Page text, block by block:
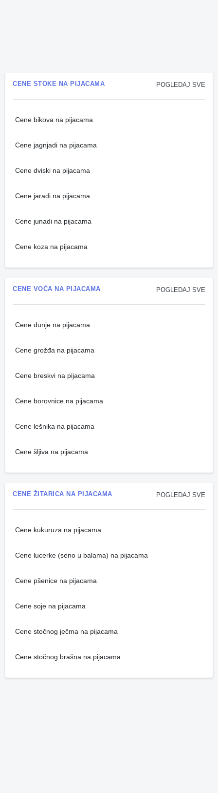
POGLEDAJ SVE
CENE STOKE NA PIJACAMA
Cene bikova na pijacama
Cene jagnjadi na pijacama
Cene dviski na pijacama
Cene jaradi na pijacama
Cene junadi na pijacama
Cene koza na pijacama
POGLEDAJ SVE
CENE VOĆA NA PIJACAMA
Cene dunje na pijacama
Cene grožđa na pijacama
Cene breskvi na pijacama
Cene borovnice na pijacama
Cene lešnika na pijacama
Cene šljiva na pijacama
POGLEDAJ SVE
CENE ŽITARICA NA PIJACAMA
Cene kukuruza na pijacama
Cene lucerke (seno u balama) na pijacama
Cene pšenice na pijacama
Cene soje na pijacama
Cene stočnog ječma na pijacama
Cene stočnog brašna na pijacama